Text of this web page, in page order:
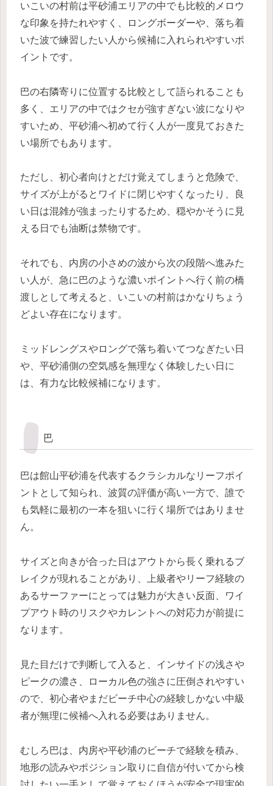
いこいの村前は平砂浦エリアの中でも比較的メロウ
な印象を持たれやすく、ロングボーダーや、落ち着
いた波で練習したい人から候補に入れられやすいポ
イントです。
巴の右隣寄りに位置する比較として語られることも
多く、エリアの中ではクセが強すぎない波になりや
すいため、平砂浦へ初めて行く人が一度見ておきた
い場所でもあります。
ただし、初心者向けとだけ覚えてしまうと危険で、
サイズが上がるとワイドに閉じやすくなったり、良
い日は混雑が強まったりするため、穏やかそうに見
える日でも油断は禁物です。
それでも、内房の小さめの波から次の段階へ進みた
い人が、急に巴のような濃いポイントへ行く前の橋
渡しとして考えると、いこいの村前はかなりちょう
どよい存在になります。
ミッドレングスやロングで落ち着いてつなぎたい日
や、平砂浦側の空気感を無理なく体験したい日に
は、有力な比較候補になります。
巴
巴は館山平砂浦を代表するクラシカルなリーフポイ
ントとして知られ、波質の評価が高い一方で、誰で
も気軽に最初の一本を狙いに行く場所ではありませ
ん。
サイズと向きが合った日はアウトから長く乗れるブ
レイクが現れることがあり、上級者やリーフ経験の
あるサーファーにとっては魅力が大きい反面、ワイ
プアウト時のリスクやカレントへの対応力が前提に
なります。
見た目だけで判断して入ると、インサイドの浅さや
ピークの濃さ、ローカル色の強さに圧倒されやすい
ので、初心者やまだビーチ中心の経験しかない中級
者が無理に候補へ入れる必要はありません。
むしろ巴は、内房や平砂浦のビーチで経験を積み、
地形の読みやポジション取りに自信が付いてから検